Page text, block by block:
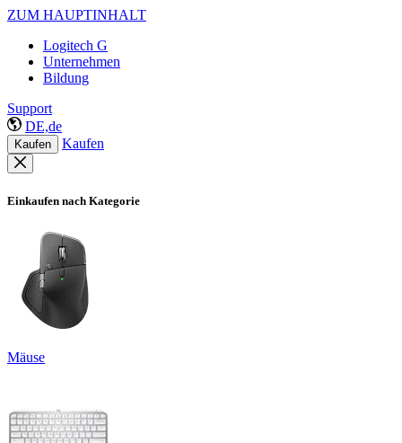
ZUM HAUPTINHALT
Logitech G
Unternehmen
Bildung
Support
DE,de
Kaufen Kaufen
Einkaufen nach Kategorie
Mäuse